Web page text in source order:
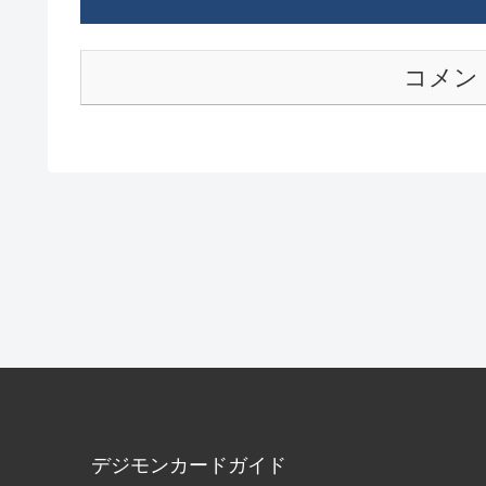
コメン
デジモンカードガイド